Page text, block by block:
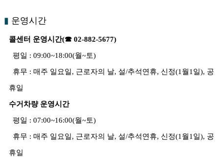
▮ 운영시간
콜센터 운영시간(☎ 02-882-5677)
평일 : 09:00~18:00(월~토)
휴무 : 매주 일요일, 근로자의 날, 설/추석연휴, 신정(1월1일), 공
휴일
수거차량 운영시간
평일 : 07:00~16:00(월~토)
휴무 : 매주 일요일, 근로자의 날, 설/추석연휴, 신정(1월1일), 공
휴일